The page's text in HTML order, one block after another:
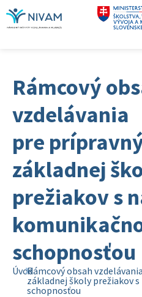
Rámcový
vzdelávania
pre
základnej
prežiakov s
schopnosťou
ÚvodRámcový obsah
základnej školy prežiakov
schopnosťou